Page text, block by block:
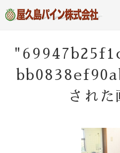
屋久島パイン
株式会社
のポータルサイト
された